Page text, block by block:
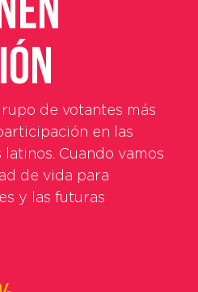
de votantes más
en las
Cuando vamos
de vida para
y las futuras